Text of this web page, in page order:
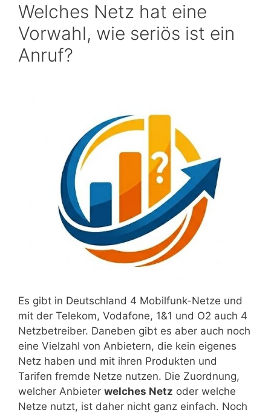
Welches Netz hat eine
Vorwahl, wie seriös ist ein
Anruf?
Es gibt in Deutschland 4 Mobilfunk-Netze und
mit der Telekom, Vodafone, 1&1 und O2 auch 4
Netzbetreiber. Daneben gibt es aber auch noch
eine Vielzahl von Anbietern, die kein eigenes
Netz haben und mit ihren Produkten und
Tarifen fremde Netze nutzen. Die Zuordnung,
welcher Anbieter welches Netz oder welche
Netze nutzt, ist daher nicht ganz einfach. Noch